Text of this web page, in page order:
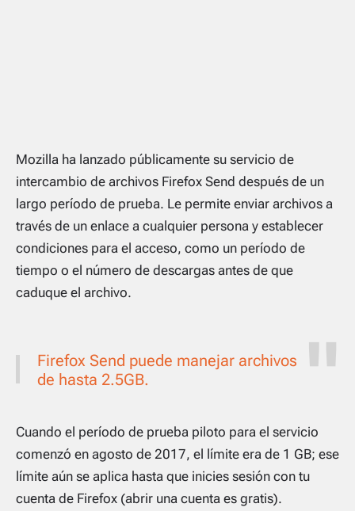
Mozilla ha lanzado públicamente su servicio de
intercambio de archivos Firefox Send después de un
largo período de prueba. Le permite enviar archivos a
través de un enlace a cualquier persona y establecer
condiciones para el acceso, como un período de
tiempo o el número de descargas antes de que
caduque el archivo.
Firefox Send puede manejar archivos
de hasta 2.5GB.
Cuando el período de prueba piloto para el servicio
comenzó en agosto de 2017, el límite era de 1 GB; ese
límite aún se aplica hasta que inicies sesión con tu
cuenta de Firefox (abrir una cuenta es gratis).